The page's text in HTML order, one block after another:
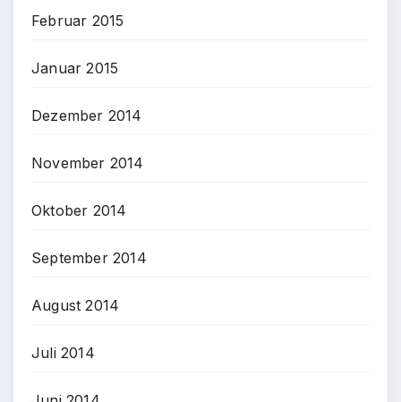
Februar 2015
Januar 2015
Dezember 2014
November 2014
Oktober 2014
September 2014
August 2014
Juli 2014